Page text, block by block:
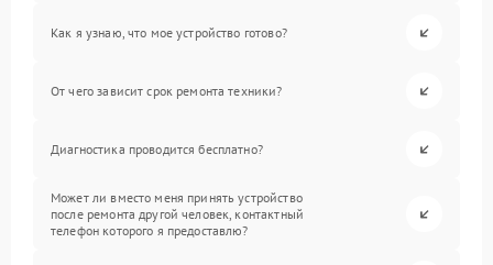
Как я узнаю, что мое устройство готово?
От чего зависит срок ремонта техники?
Диагностика проводится бесплатно?
Может ли вместо меня принять устройство
после ремонта другой человек, контактный
телефон которого я предоставлю?